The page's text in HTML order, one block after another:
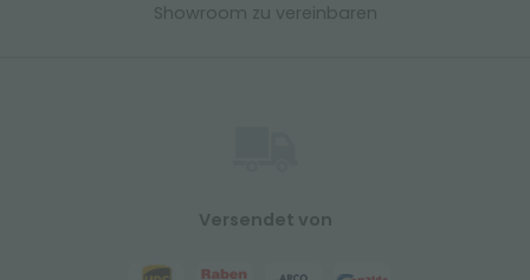
Showroom zu vereinbaren
Versendet von